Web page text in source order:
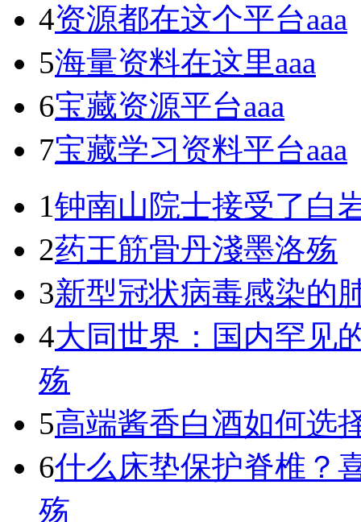
4资源都在这个平台aaa
5海量资料在这里aaa
6宝藏资源平台aaa
7宝藏学习资料平台aaa
1钟南山院士接受了白
2药王筋骨丹淺墨洛殇
3新型冠状病毒感染的
4大同世界：国内罕见
殇
5高端酱香白酒如何选
6什么床垫保护脊椎？
殇